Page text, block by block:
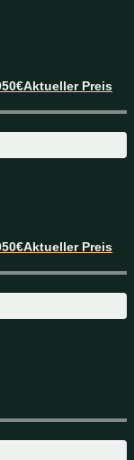
€Aktueller Preis
€Aktueller Preis